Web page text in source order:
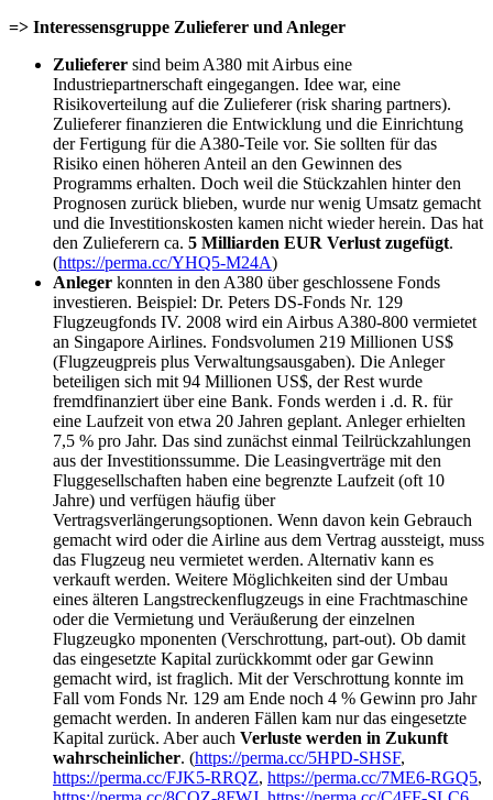
=> Interessensgruppe Zulieferer und Anleger
Zulieferer sind beim A380 mit Airbus eine
Industriepartnerschaft eingegangen. Idee war, eine
Risikoverteilung auf die Zulieferer (risk sharing partners).
Zulieferer finanzieren die Entwicklung und die Einrichtung
der Fertigung für die A380-Teile vor. Sie sollten für das
Risiko einen höheren Anteil an den Gewinnen des
Programms erhalten. Doch weil die Stückzahlen hinter den
Prognosen zurück blieben, wurde nur wenig Umsatz gemacht
und die Investitionskosten kamen nicht wieder herein. Das hat
den Zulieferern ca. 5 Milliarden EUR Verlust zugefügt.
(https://perma.cc/YHQ5-M24A)
Anleger konnten in den A380 über geschlossene Fonds
investieren. Beispiel: Dr. Peters DS-Fonds Nr. 129
Flugzeugfonds IV. 2008 wird ein Airbus A380-800 vermietet
an Singapore Airlines. Fondsvolumen 219 Millionen US$
(Flugzeugpreis plus Verwaltungsausgaben). Die Anleger
beteiligen sich mit 94 Millionen US$, der Rest wurde
fremdfinanziert über eine Bank. Fonds werden i .d. R. für
eine Laufzeit von etwa 20 Jahren geplant. Anleger erhielten
7,5 % pro Jahr. Das sind zunächst einmal Teilrückzahlungen
aus der Investitionssumme. Die Leasingverträge mit den
Fluggesellschaften haben eine begrenzte Laufzeit (oft 10
Jahre) und verfügen häufig über
Vertragsverlängerungsoptionen. Wenn davon kein Gebrauch
gemacht wird oder die Airline aus dem Vertrag aussteigt, muss
das Flugzeug neu vermietet werden. Alternativ kann es
verkauft werden. Weitere Möglichkeiten sind der Umbau
eines älteren Langstreckenflugzeugs in eine Frachtmaschine
oder die Vermietung und Veräußerung der einzelnen
Flugzeugko mponenten (Verschrottung, part-out). Ob damit
das eingesetzte Kapital zurückkommt oder gar Gewinn
gemacht wird, ist fraglich. Mit der Verschrottung konnte im
Fall vom Fonds Nr. 129 am Ende noch 4 % Gewinn pro Jahr
gemacht werden. In anderen Fällen kam nur das eingesetzte
Kapital zurück. Aber auch Verluste werden in Zukunft
wahrscheinlicher. (https://perma.cc/5HPD-SHSF,
https://perma.cc/FJK5-RRQZ, https://perma.cc/7ME6-RGQ5,